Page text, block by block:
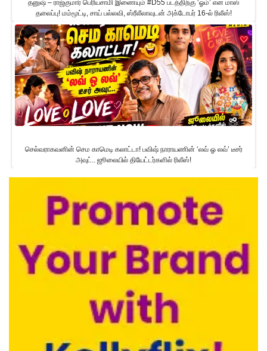
தனுஷ் – ராஜ்குமார் பெரியசாமி இணையும் #D55 படத்திற்கு ‘ஓம்’ என மாஸ்
தலைப்பு! மம்மூட்டி, சாய் பல்லவி, ஸ்ரீலீலாவுடன் அக்டோபர் 16-ல் ரிலீஸ்!
செல்வராகவனின் செம காமெடி கலாட்டா! பவிஷ் நாராயணின் ‘லவ் ஓ லவ்’ டீசர்
அவுட்.. ஜூலையில் தியேட்டர்களில் ரிலீஸ்!